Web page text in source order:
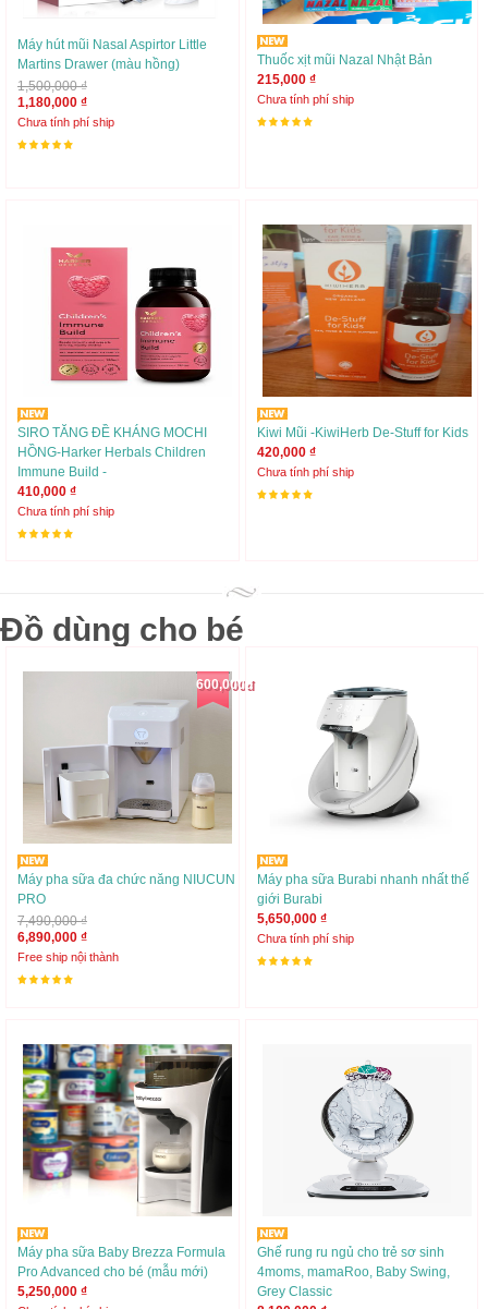
Máy hút mũi Nasal Aspirtor Little
Martins Drawer (màu hồng)
1,500,000 ₫
1,180,000 ₫
Chưa tính phí ship
Thuốc xịt mũi Nazal Nhật Bản
215,000 ₫
Chưa tính phí ship
SIRO TĂNG ĐỀ KHÁNG MOCHI
HỒNG-Harker Herbals Children
Immune Build -
410,000 ₫
Chưa tính phí ship
Kiwi Mũi -KiwiHerb De-Stuff for Kids
420,000 ₫
Chưa tính phí ship
Đồ dùng cho bé
600,000đ
Máy pha sữa đa chức năng NIUCUN
PRO
7,490,000 ₫
6,890,000 ₫
Free ship nội thành
Máy pha sữa Burabi nhanh nhất thế
giới Burabi
5,650,000 ₫
Chưa tính phí ship
Máy pha sữa Baby Brezza Formula
Pro Advanced cho bé (mẫu mới)
5,250,000 ₫
Ghế rung ru ngủ cho trẻ sơ sinh
4moms, mamaRoo, Baby Swing,
Grey Classic